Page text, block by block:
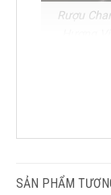
Rượu
1. Giới thiệu
GIỐNG
SẢN PHẨM